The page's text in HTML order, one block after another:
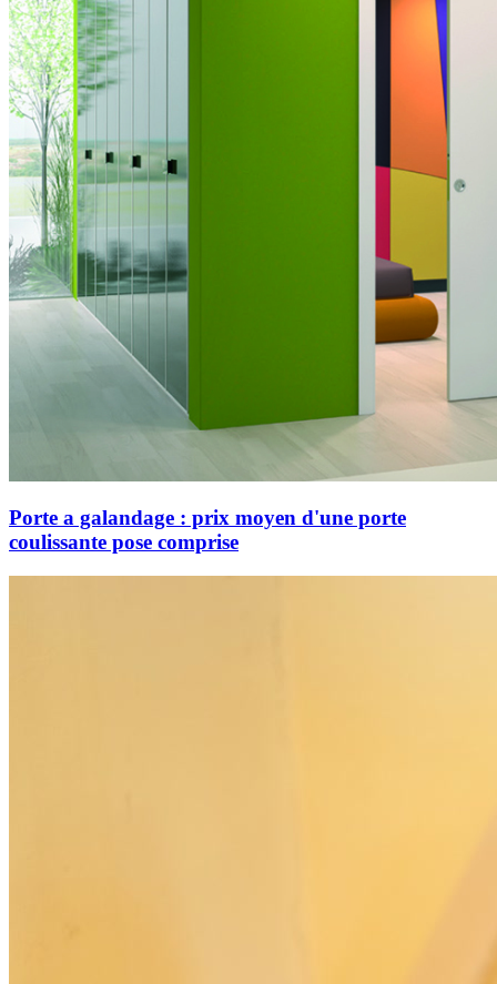
Porte a galandage : prix moyen d'une porte
coulissante pose comprise